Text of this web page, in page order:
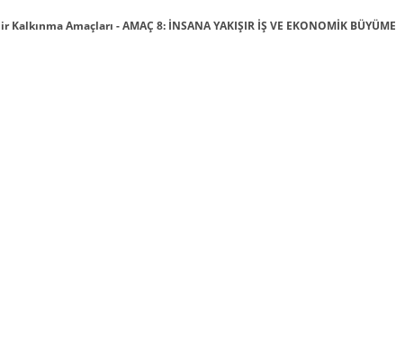
Amaçları - AMAÇ 8: İNSANA YAKIŞIR İŞ VE EKONOMİK BÜYÜME